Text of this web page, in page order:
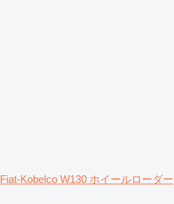
Fiat-Kobelco W130 ホイールローダー